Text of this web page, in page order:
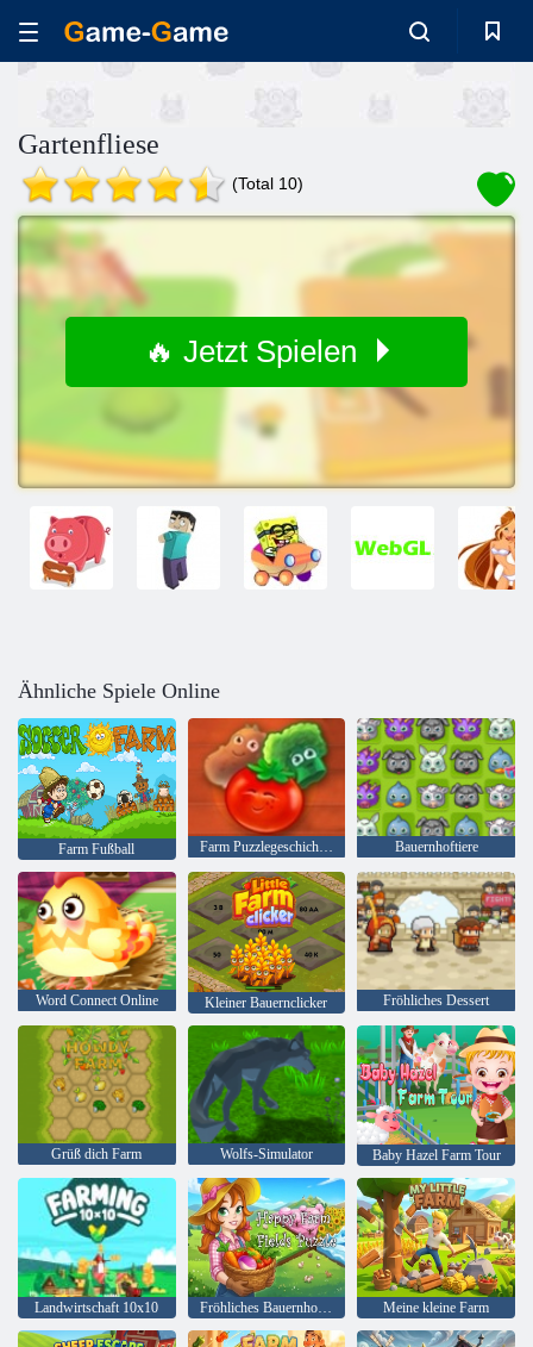
Gartenfliese
(Total 10)
🔥 Jetzt Spielen
Ähnliche Spiele Online
Farm Fußball Farm Puzzlegeschichte 2 Bauernhoftiere
Word Connect Online Kleiner Bauernclicker Fröhliches Dessert
Grüß dich Farm Wolfs-Simulator Baby Hazel Farm Tour
Landwirtschaft 10x10 Fröhliches Bauernhof-Felder-Puzzle Meine kleine Farm